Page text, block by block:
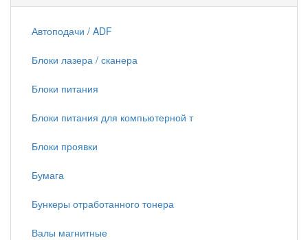
Автоподачи / ADF
Блоки лазера / сканера
Блоки питания
Блоки питания для компьютерной т
Блоки проявки
Бумага
Бункеры отработанного тонера
Валы магнитные